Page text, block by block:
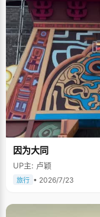
因为大同
UP主: 卢颖
旅行 • 2026/7/23